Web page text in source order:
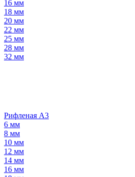
16 мм
18 мм
20 мм
22 мм
25 мм
28 мм
32 мм
Рифленая А3
6 мм
8 мм
10 мм
12 мм
14 мм
16 мм